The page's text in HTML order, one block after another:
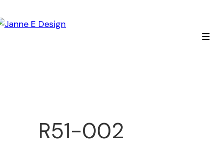
Hop
R51-002